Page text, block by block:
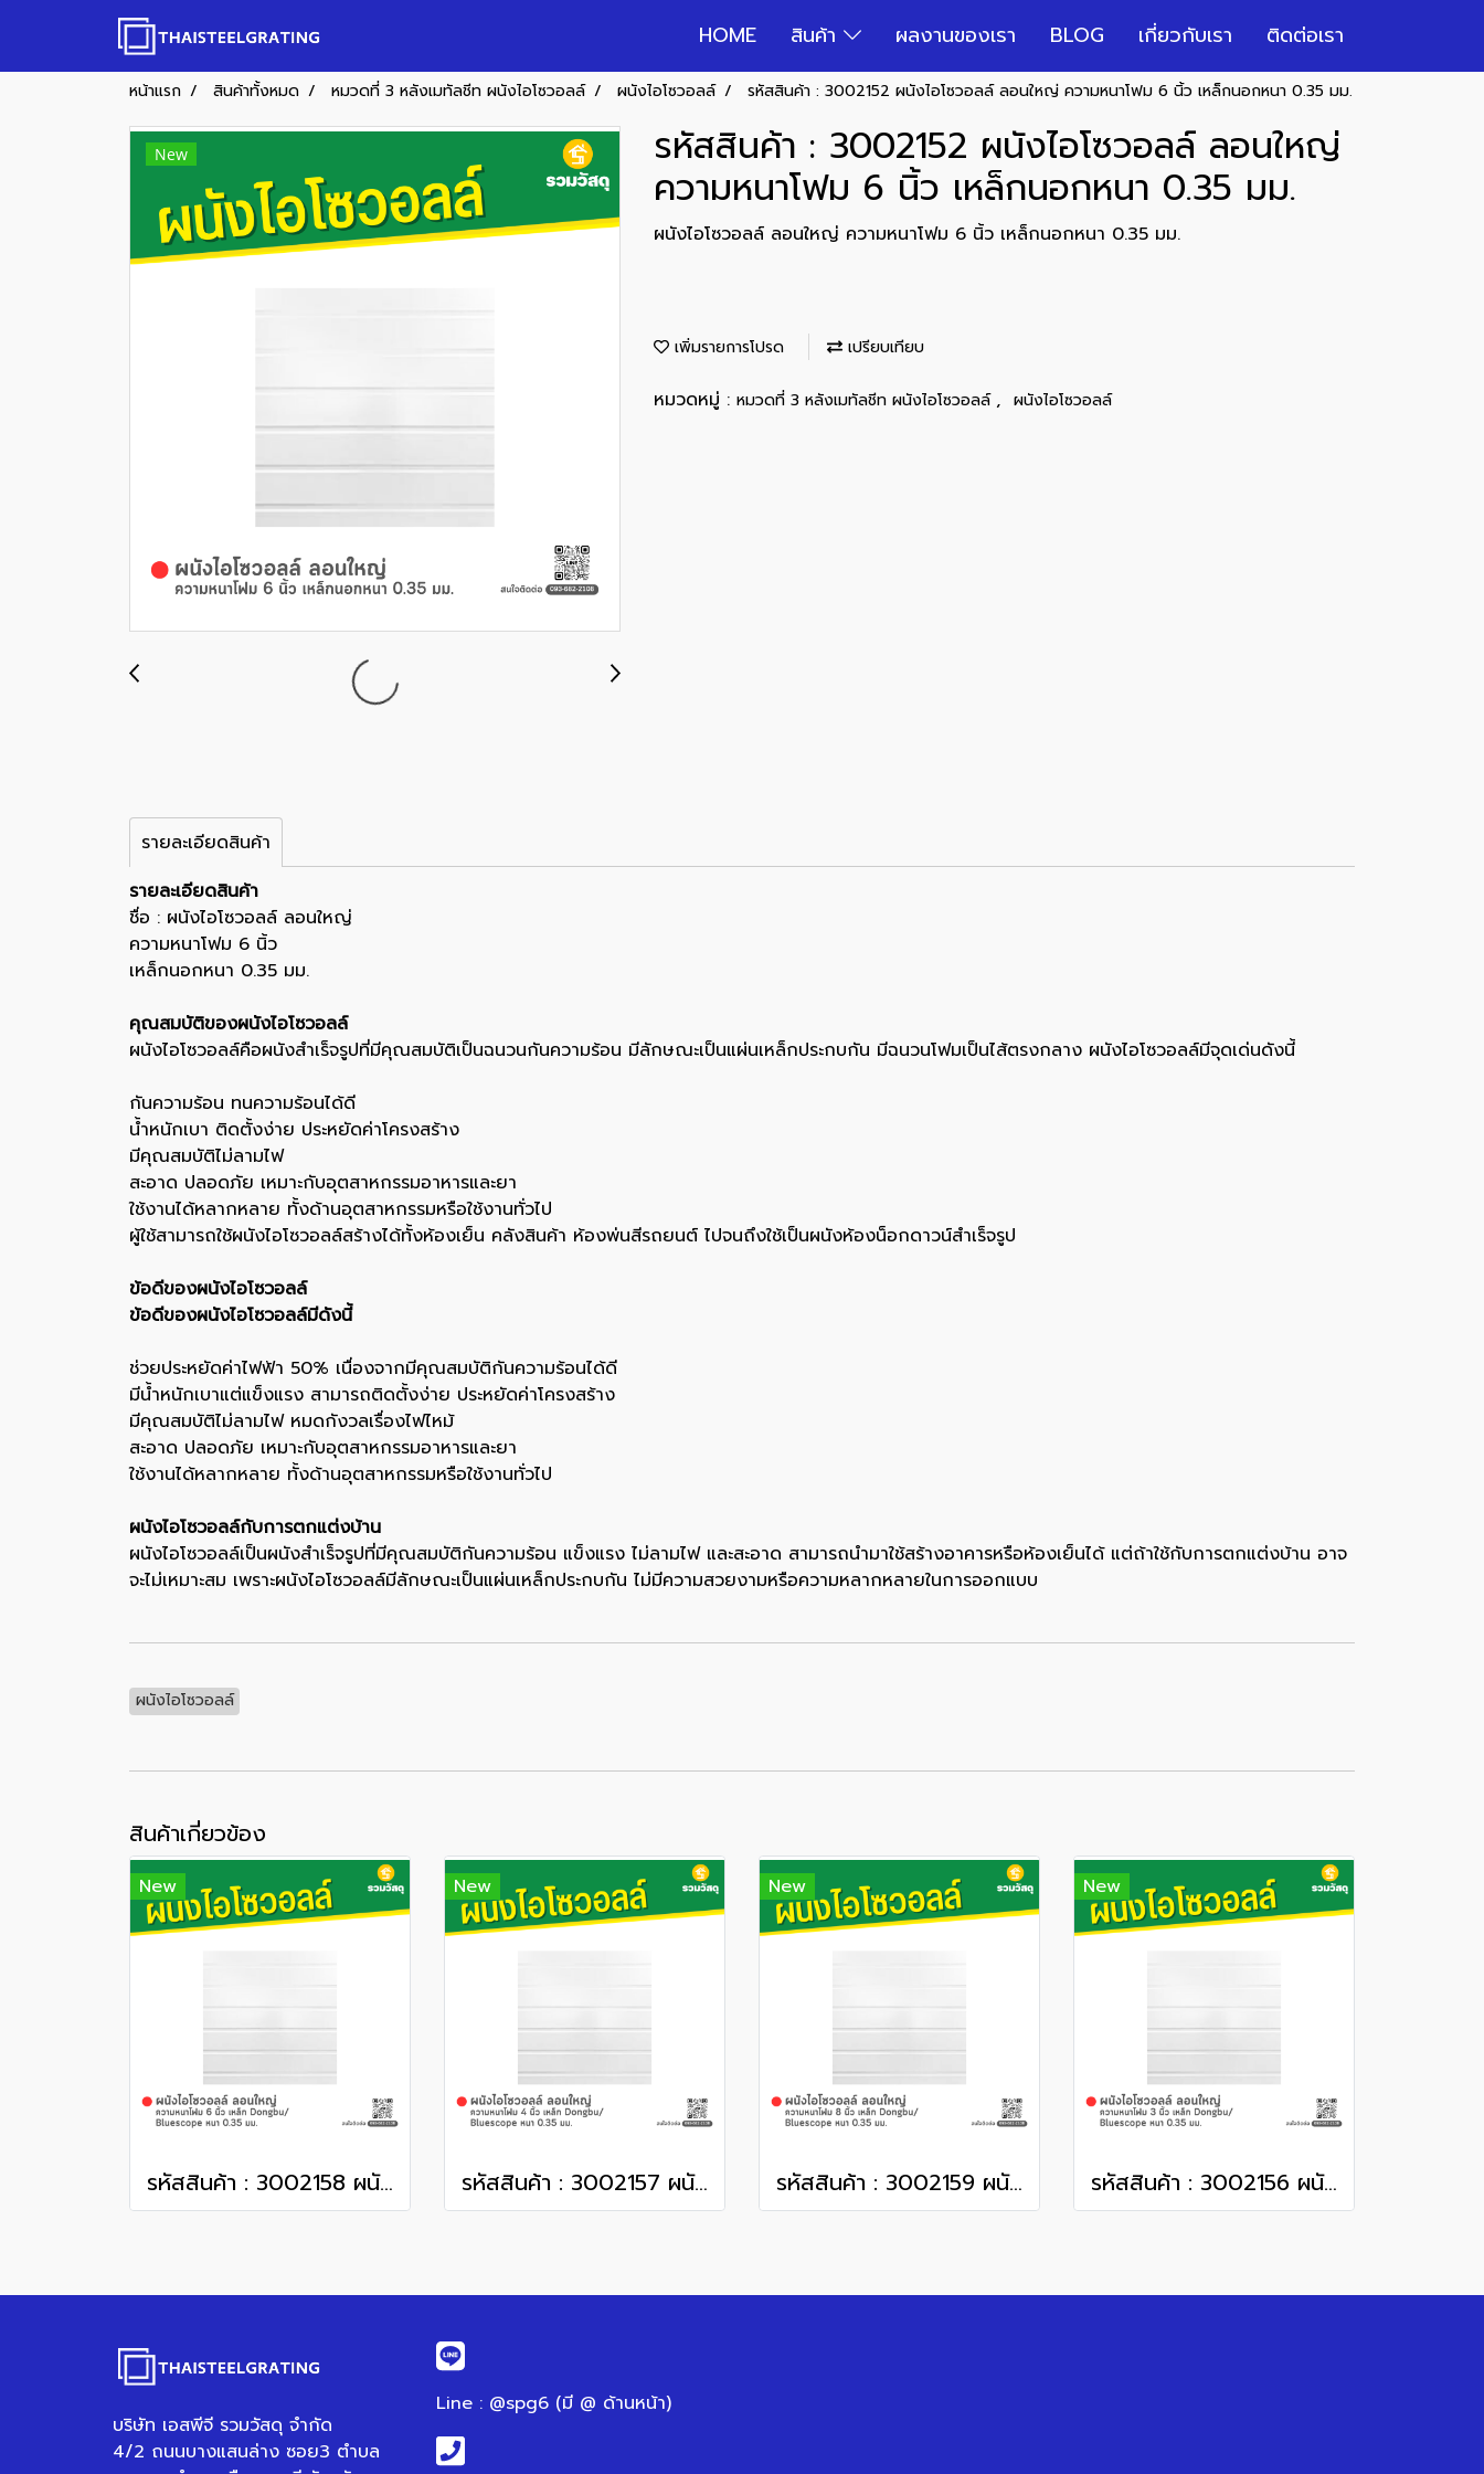
HOME สินค้า ผลงานของเรา BLOG เกี่ยวกับเรา ติดต่อเรา
หน้าแรก สินค้าทั้งหมด หมวดที่ 3 หลังเมทัลชีท ผนังไอโซวอลล์ ผนังไอโซวอลล์ รหัสสินค้า : 3002152 ผนังไอโซวอลล์ ลอนใหญ่ ความหนาโฟม 6 นิ้ว เหล็กนอกหนา 0.35 มม.
New รหัสสินค้า : 3002152 ผนังไอโซวอลล์ ลอนใหญ่
ความหนาโฟม 6 นิ้ว เหล็กนอกหนา 0.35 มม.
ผนังไอโซวอลล์ ลอนใหญ่ ความหนาโฟม 6 นิ้ว เหล็กนอกหนา 0.35 มม.
เพิ่มรายการโปรด เปรียบเทียบ
หมวดหมู่ : หมวดที่ 3 หลังเมทัลชีท ผนังไอโซวอลล์ , ผนังไอโซวอลล์
รายละเอียดสินค้า
รายละเอียดสินค้า
ชื่อ : ผนังไอโซวอลล์ ลอนใหญ่
ความหนาโฟม 6 นิ้ว
เหล็กนอกหนา 0.35 มม.
คุณสมบัติของผนังไอโซวอลล์
ผนังไอโซวอลล์คือผนังสำเร็จรูปที่มีคุณสมบัติเป็นฉนวนกันความร้อน มีลักษณะเป็นแผ่นเหล็กประกบกัน มีฉนวนโฟมเป็นไส้ตรงกลาง ผนังไอโซวอลล์มีจุดเด่นดังนี้
กันความร้อน ทนความร้อนได้ดี
น้ำหนักเบา ติดตั้งง่าย ประหยัดค่าโครงสร้าง
มีคุณสมบัติไม่ลามไฟ
สะอาด ปลอดภัย เหมาะกับอุตสาหกรรมอาหารและยา
ใช้งานได้หลากหลาย ทั้งด้านอุตสาหกรรมหรือใช้งานทั่วไป
ผู้ใช้สามารถใช้ผนังไอโซวอลล์สร้างได้ทั้งห้องเย็น คลังสินค้า ห้องพ่นสีรถยนต์ ไปจนถึงใช้เป็นผนังห้องน็อกดาวน์สำเร็จรูป
ข้อดีของผนังไอโซวอลล์
ข้อดีของผนังไอโซวอลล์มีดังนี้
ช่วยประหยัดค่าไฟฟ้า 50% เนื่องจากมีคุณสมบัติกันความร้อนได้ดี
มีน้ำหนักเบาแต่แข็งแรง สามารถติดตั้งง่าย ประหยัดค่าโครงสร้าง
มีคุณสมบัติไม่ลามไฟ หมดกังวลเรื่องไฟไหม้
สะอาด ปลอดภัย เหมาะกับอุตสาหกรรมอาหารและยา
ใช้งานได้หลากหลาย ทั้งด้านอุตสาหกรรมหรือใช้งานทั่วไป
ผนังไอโซวอลล์กับการตกแต่งบ้าน
ผนังไอโซวอลล์เป็นผนังสำเร็จรูปที่มีคุณสมบัติกันความร้อน แข็งแรง ไม่ลามไฟ และสะอาด สามารถนำมาใช้สร้างอาคารหรือห้องเย็นได้ แต่ถ้าใช้กับการตกแต่งบ้าน อาจ
จะไม่เหมาะสม เพราะผนังไอโซวอลล์มีลักษณะเป็นแผ่นเหล็กประกบกัน ไม่มีความสวยงามหรือความหลากหลายในการออกแบบ
ผนังไอโซวอลล์
สินค้าเกี่ยวข้อง
New
รหัสสินค้า : 3002158 ผนังไอโซวอลล์ ลอนใหญ่ ความหนาโฟม 6 นิ้ว เหล็ก Dongbu/ Bluescope หนา 0.35 มม.
New
รหัสสินค้า : 3002157 ผนังไอโซวอลล์ ลอนใหญ่ ความหนาโฟม 4 นิ้ว เหล็ก Dongbu/ Bluescope หนา 0.35 มม.
New
รหัสสินค้า : 3002159 ผนังไอโซวอลล์ ลอนใหญ่ ความหนาโฟม 8 นิ้ว เหล็ก Dongbu/ Bluescope หนา 0.35 มม.
New
รหัสสินค้า : 3002156 ผนังไอโซวอลล์ ลอนใหญ่ ความหนาโฟม 3 นิ้ว เหล็ก Dongbu/ Bluescope หนา 0.35 มม.
บริษัท เอสพีจี รวมวัสดุ จำกัด
4/2 ถนนบางแสนล่าง ซอย3 ตำบล
Line : @spg6 (มี @ ด้านหน้า)